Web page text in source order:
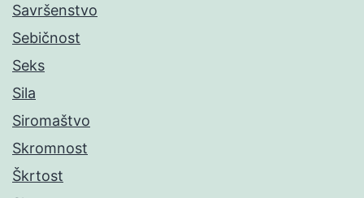
Savršenstvo
Sebičnost
Seks
Sila
Siromaštvo
Skromnost
Škrtost